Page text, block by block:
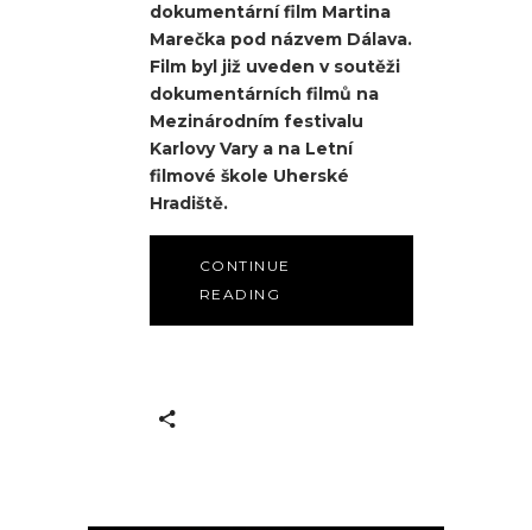
dokumentární film Martina
Marečka pod názvem Dálava.
Film byl již uveden v soutěži
dokumentárních filmů na
Mezinárodním festivalu
Karlovy Vary a na Letní
filmové škole Uherské
Hradiště.
CONTINUE
READING